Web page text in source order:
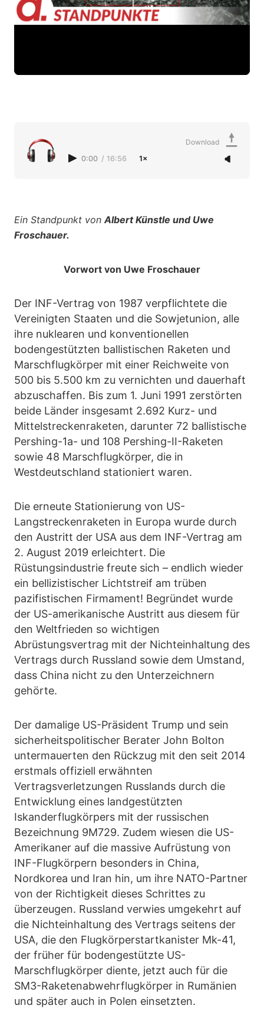
0:00 / 16:56 1×
Download
Ein Standpunkt vonAlbert Künstle und Uwe
Froschauer.
Vorwort von Uwe Froschauer
Der INF-Vertrag von 1987 verpflichtete die
Vereinigten Staaten und die Sowjetunion, alle
ihre nuklearen und konventionellen
bodengestützten ballistischen Raketen und
Marschflugkörper mit einer Reichweite von
500 bis 5.500 km zu vernichten und dauerhaft
abzuschaffen. Bis zum 1. Juni 1991 zerstörten
beide Länder insgesamt 2.692 Kurz- und
Mittelstreckenraketen, darunter 72 ballistische
Pershing-1a- und 108 Pershing-II-Raketen
sowie 48 Marschflugkörper, die in
Westdeutschland stationiert waren.
Die erneute Stationierung von US-
Langstreckenraketen in Europa wurde durch
den Austritt der USA aus dem INF-Vertrag am
2. August 2019 erleichtert. Die
Rüstungsindustrie freute sich – endlich wieder
ein bellizistischer Lichtstreif am trüben
pazifistischen Firmament! Begründet wurde
der US-amerikanische Austritt aus diesem für
den Weltfrieden so wichtigen
Abrüstungsvertrag mit der Nichteinhaltung des
Vertrags durch Russland sowie dem Umstand,
dass China nicht zu den Unterzeichnern
gehörte.
Der damalige US-Präsident Trump und sein
sicherheitspolitischer Berater John Bolton
untermauerten den Rückzug mit den seit 2014
erstmals offiziell erwähnten
Vertragsverletzungen Russlands durch die
Entwicklung eines landgestützten
Iskanderflugkörpers mit der russischen
Bezeichnung 9M729. Zudem wiesen die US-
Amerikaner auf die massive Aufrüstung von
INF-Flugkörpern besonders in China,
Nordkorea und Iran hin, um ihre NATO-Partner
von der Richtigkeit dieses Schrittes zu
überzeugen. Russland verwies umgekehrt auf
die Nichteinhaltung des Vertrags seitens der
USA, die den Flugkörperstartkanister Mk-41,
der früher für bodengestützte US-
Marschflugkörper diente, jetzt auch für die
SM3-Raketenabwehrflugkörper in Rumänien
und später auch in Polen einsetzten.